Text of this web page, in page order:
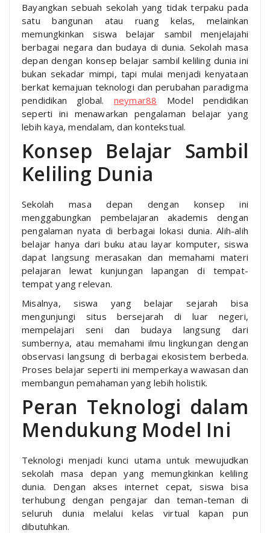
Bayangkan sebuah sekolah yang tidak terpaku pada
satu bangunan atau ruang kelas, melainkan
memungkinkan siswa belajar sambil menjelajahi
berbagai negara dan budaya di dunia. Sekolah masa
depan dengan konsep belajar sambil keliling dunia ini
bukan sekadar mimpi, tapi mulai menjadi kenyataan
berkat kemajuan teknologi dan perubahan paradigma
pendidikan global. neymar88 Model pendidikan
seperti ini menawarkan pengalaman belajar yang
lebih kaya, mendalam, dan kontekstual.
Konsep Belajar Sambil
Keliling Dunia
Sekolah masa depan dengan konsep ini
menggabungkan pembelajaran akademis dengan
pengalaman nyata di berbagai lokasi dunia. Alih-alih
belajar hanya dari buku atau layar komputer, siswa
dapat langsung merasakan dan memahami materi
pelajaran lewat kunjungan lapangan di tempat-
tempat yang relevan.
Misalnya, siswa yang belajar sejarah bisa
mengunjungi situs bersejarah di luar negeri,
mempelajari seni dan budaya langsung dari
sumbernya, atau memahami ilmu lingkungan dengan
observasi langsung di berbagai ekosistem berbeda.
Proses belajar seperti ini memperkaya wawasan dan
membangun pemahaman yang lebih holistik.
Peran Teknologi dalam
Mendukung Model Ini
Teknologi menjadi kunci utama untuk mewujudkan
sekolah masa depan yang memungkinkan keliling
dunia. Dengan akses internet cepat, siswa bisa
terhubung dengan pengajar dan teman-teman di
seluruh dunia melalui kelas virtual kapan pun
dibutuhkan.